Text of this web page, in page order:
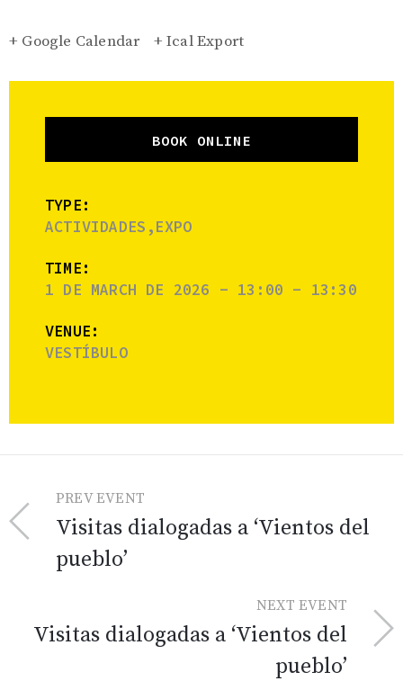
+ Google Calendar + Ical Export
BOOK ONLINE
TYPE:
ACTIVIDADES,EXPO
TIME:
1 DE MARCH DE 2026 - 13:00 - 13:30
VENUE:
VESTÍBULO
PREV EVENT
Visitas dialogadas a ‘Vientos del
pueblo’
NEXT EVENT
Visitas dialogadas a ‘Vientos del
pueblo’